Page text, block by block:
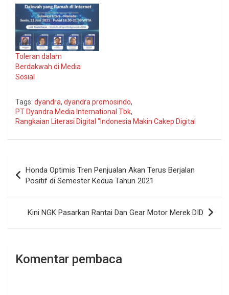
Toleran dalam
Berdakwah di Media
Sosial
Tags: dyandra, dyandra promosindo,
PT Dyandra Media International Tbk,
Rangkaian Literasi Digital "Indonesia Makin Cakep Digital
pos
Honda Optimis Tren Penjualan Akan Terus Berjalan
Positif di Semester Kedua Tahun 2021
Kini NGK Pasarkan Rantai Dan Gear Motor Merek DID
Komentar pembaca